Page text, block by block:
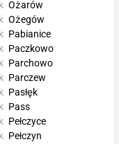
Ożarów
Ożegów
Pabianice
Paczkowo
Parchowo
Parczew
Pasłęk
Pass
Pełczyce
Pełczyn